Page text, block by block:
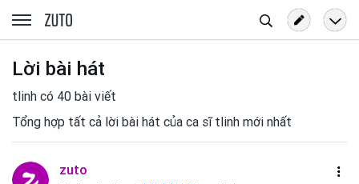
zuto.vn
kiếm
Lời bài hát
tlinh có 40 bài viết
Tổng hợp tất cả lời bài hát của ca sĩ tlinh mới nhất
zuto